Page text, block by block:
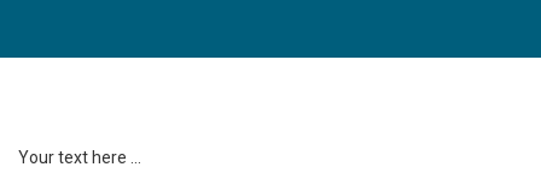
Your text here ...